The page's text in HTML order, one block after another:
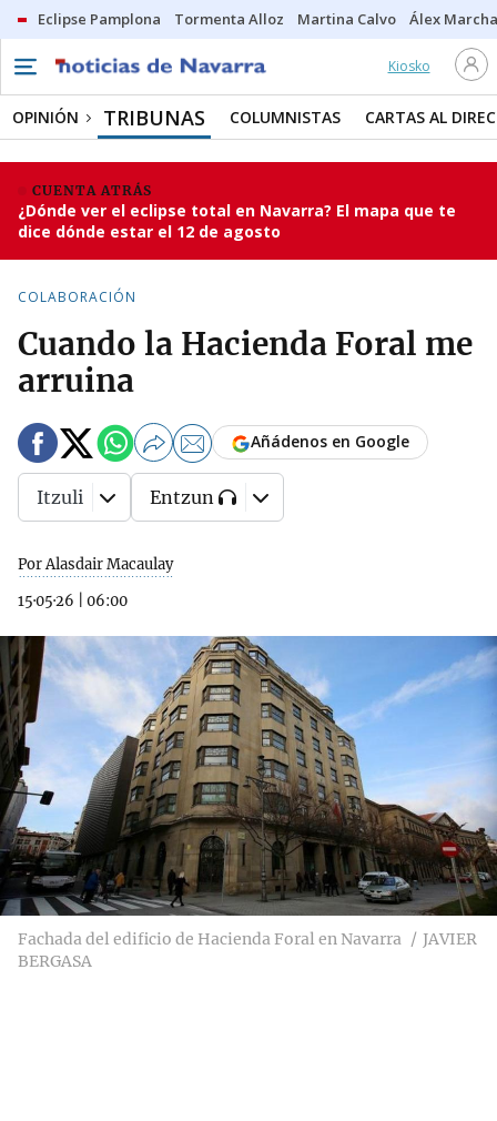
Eclipse Pamplona Tormenta Alloz Martina Calvo Álex
Kiosko
OPINIÓN TRIBUNAS COLUMNISTAS CARTAS AL
CUENTA ATRÁS
¿Dónde ver el eclipse total en Navarra? El mapa que te
dice dónde estar el 12 de agosto
COLABORACIÓN
Cuando la Hacienda Foral me
arruina
Por Alasdair Macaulay
15·05·26
06:00
Añádenos en Google
Itzuli Entzun
Fachada del edificio de Hacienda Foral en Navarra
JAVIER
BERGASA